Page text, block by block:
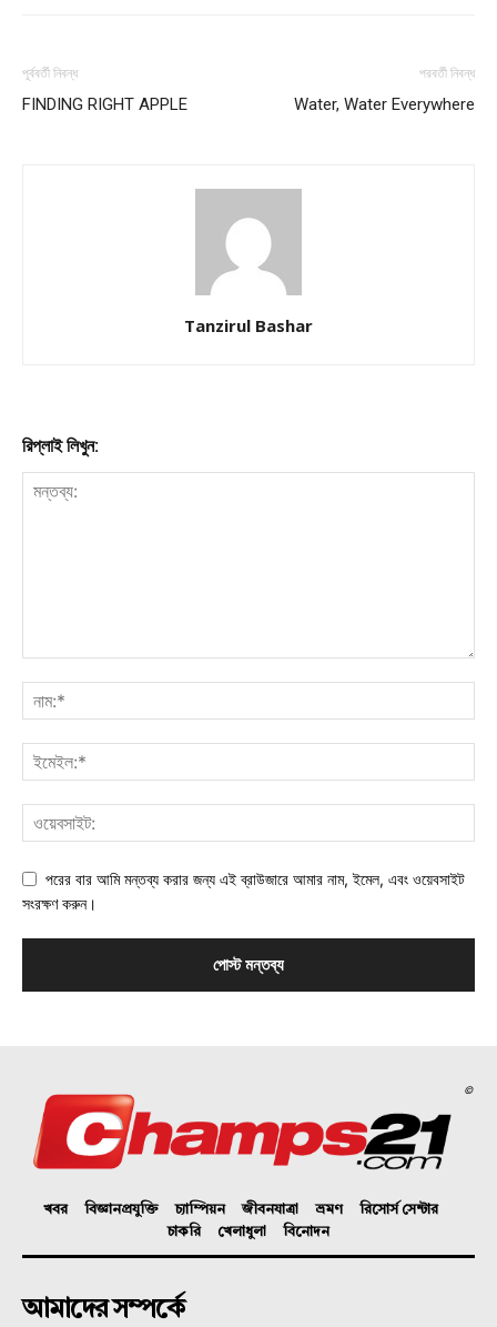
পূর্ববর্তী নিবন্ধ
FINDING RIGHT APPLE
পরবর্তী নিবন্ধ
Water, Water Everywhere
Tanzirul Bashar
রিপ্লাই লিখুন:
পরের বার আমি মন্তব্য করার জন্য এই ব্রাউজারে আমার নাম, ইমেল, এবং ওয়েবসাইট
সংরক্ষণ করুন।
©
খবর বিজ্ঞানপ্রযুক্তি চ্যাম্পিয়ন জীবনযাত্রা ভ্রমণ
রিসোর্স সেন্টার
চাকরি
খেলাধুলা বিনোদন
আমাদের সম্পর্কে